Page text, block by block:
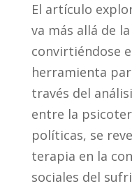
e
o
k
t
t
e
r
t
r
e
s
t
i
l
El artículo
va más allá de
convirtiéndose
herramienta
través del
entre la
políticas, se
terapia en la
sociales del